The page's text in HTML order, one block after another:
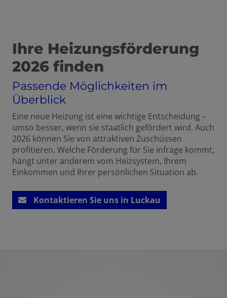
Ihre Heizungsförderung
2026 finden
Passende Möglichkeiten im
Überblick
Eine neue Heizung ist eine wichtige Entscheidung –
umso besser, wenn sie staatlich gefördert wird. Auch
2026 können Sie von attraktiven Zuschüssen
profitieren. Welche Förderung für Sie infrage kommt,
hängt unter anderem vom Heizsystem, Ihrem
Einkommen und Ihrer persönlichen Situation ab.
Kontaktieren Sie uns in Luckau
schließen
und schließen